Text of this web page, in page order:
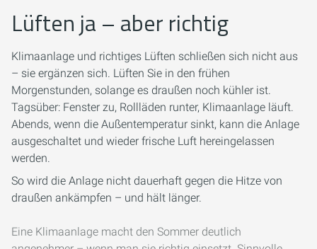
Lüften ja – aber richtig
Klimaanlage und richtiges Lüften schließen sich nicht aus
– sie ergänzen sich. Lüften Sie in den frühen
Morgenstunden, solange es draußen noch kühler ist.
Tagsüber: Fenster zu, Rollläden runter, Klimaanlage läuft.
Abends, wenn die Außentemperatur sinkt, kann die Anlage
ausgeschaltet und wieder frische Luft hereingelassen
werden.
So wird die Anlage nicht dauerhaft gegen die Hitze von
draußen ankämpfen – und hält länger.
Eine Klimaanlage macht den Sommer deutlich